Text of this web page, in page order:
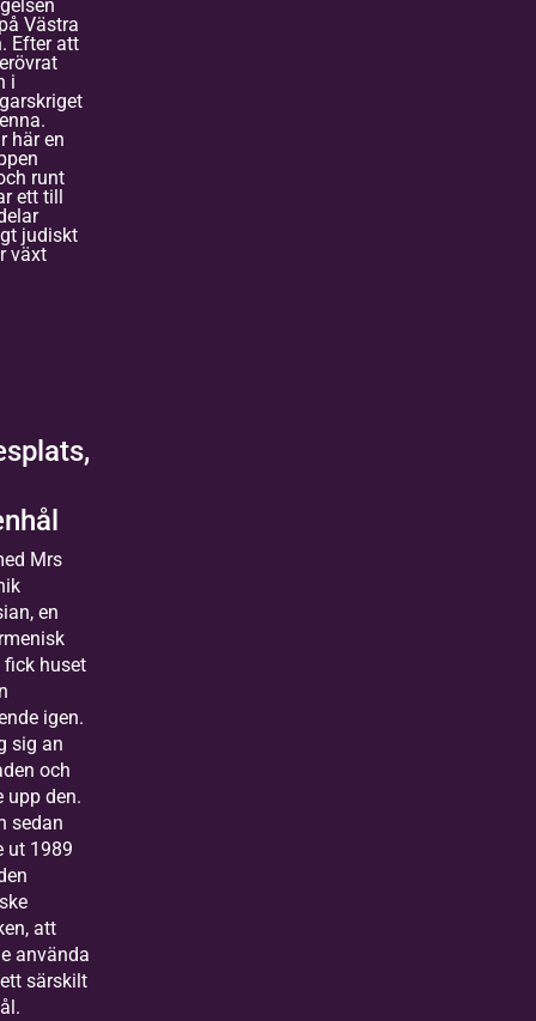
Västra
Efter att
i
här en
runt
ett till
judiskt
växt
Mrs
en
fick huset
igen.
sig an
och
upp den.
sedan
ut 1989
att
använda
särskilt